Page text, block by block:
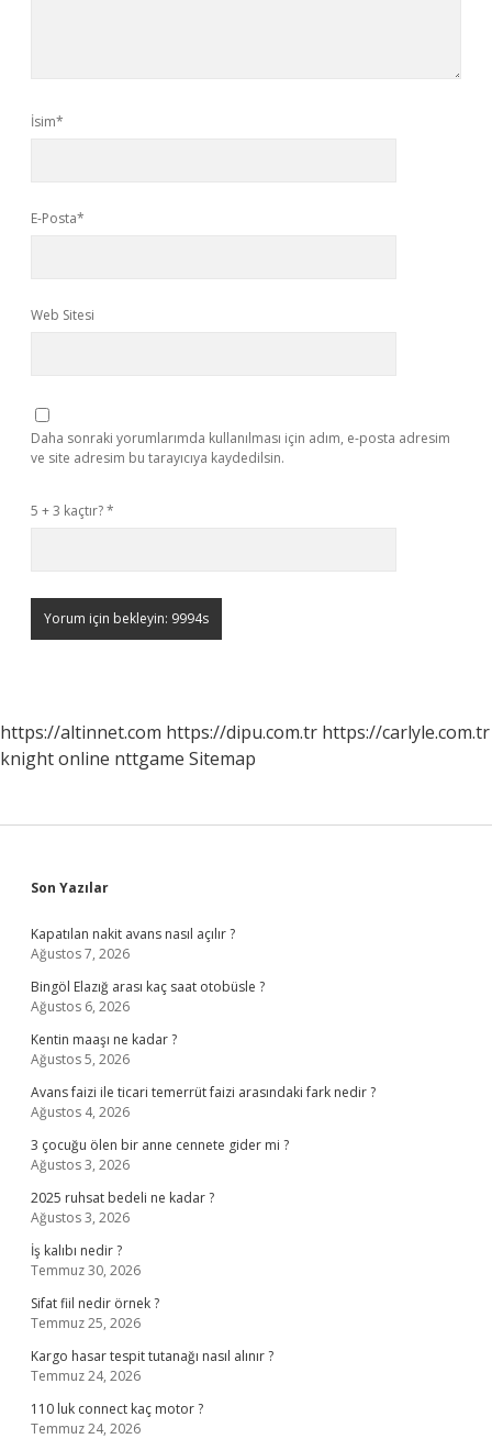
İsim*
E-Posta*
Web Sitesi
Daha sonraki yorumlarımda kullanılması için adım, e-posta adresim
ve site adresim bu tarayıcıya kaydedilsin.
5 + 3 kaçtır?*
https://altinnet.com https://dipu.com.tr https://carlyle.com.tr
knight online nttgame Sitemap
Sidebar
Son Yazılar
Kapatılan nakit avans nasıl açılır ?
Ağustos 7, 2026
Bingöl Elazığ arası kaç saat otobüsle ?
Ağustos 6, 2026
Kentin maaşı ne kadar ?
Ağustos 5, 2026
Avans faizi ile ticari temerrüt faizi arasındaki fark nedir ?
Ağustos 4, 2026
3 çocuğu ölen bir anne cennete gider mi ?
Ağustos 3, 2026
2025 ruhsat bedeli ne kadar ?
Ağustos 3, 2026
İş kalıbı nedir ?
Temmuz 30, 2026
Sifat fiil nedir örnek ?
Temmuz 25, 2026
Kargo hasar tespit tutanağı nasıl alınır ?
Temmuz 24, 2026
110 luk connect kaç motor ?
Temmuz 24, 2026